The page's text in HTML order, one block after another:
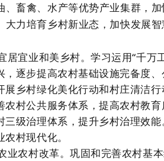
、畜禽、水产等优势产业集群，
大力培育乡村新业态，加快发展
居宜业和美乡村。学习运用“千
，逐步提高农村基础设施完备度
展乡村绿化美化行动和村庄清洁
农村公共服务体系，提高农村教
三级治理体系，提升乡村治理效
村现代化。
业农村改革。巩固和完善农村基